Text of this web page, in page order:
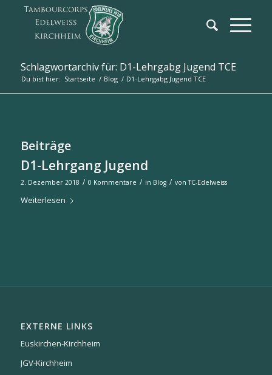
Schlagwortarchiv für: D1-Lehrgabg Jugend TCE
Du bist hier: Startseite / Blog / D1-Lehrgabg Jugend TCE
Beiträge
D1-Lehrgang Jugend
2. Dezember 2018 / 0 Kommentare / in Blog / vonTC-Edelweiss
Weiterlesen
EXTERNE LINKS
Euskirchen-Kirchheim
JGV-Kirchheim